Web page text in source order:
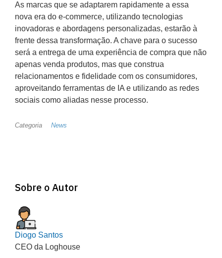
As marcas que se adaptarem rapidamente a essa
nova era do e-commerce, utilizando tecnologias
inovadoras e abordagens personalizadas, estarão à
frente dessa transformação. A chave para o sucesso
será a entrega de uma experiência de compra que não
apenas venda produtos, mas que construa
relacionamentos e fidelidade com os consumidores,
aproveitando ferramentas de IA e utilizando as redes
sociais como aliadas nesse processo.
Categoria News
Sobre o Autor
Diogo Santos
CEO da Loghouse